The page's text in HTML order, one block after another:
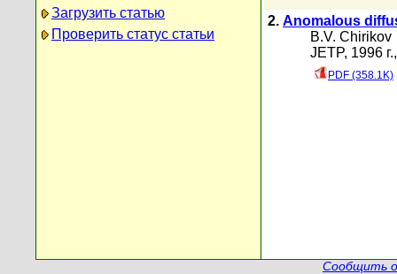
Загрузить статью
Проверить статус статьи
2. Anomalous
B.V. Chirikov
JETP, 1996
PDF (358.1K)
Сообщить о